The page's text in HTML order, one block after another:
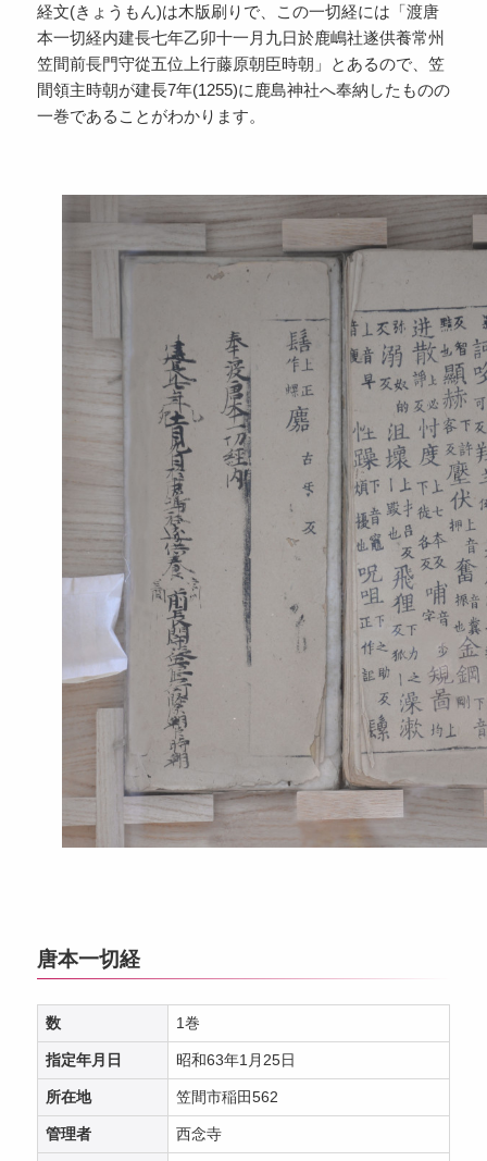
経文(きょうもん)は木版刷りで、この一切経には「渡唐
本一切経内建長七年乙卯十一月九日於鹿嶋社遂供養常州
笠間前長門守從五位上行藤原朝臣時朝」とあるので、笠
間領主時朝が建長7年(1255)に鹿島神社へ奉納したものの
一巻であることがわかります。
唐本一切経
数 1巻
指定年月日 昭和63年1月25日
所在地 笠間市稲田562
管理者 西念寺